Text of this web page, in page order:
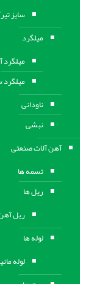
سایز
میلگرد
میلگرد
میلگرد
ناودانی
نبشی
آهن آلات صنعتی
تسمه ها
ریل ها
ریل
لوله ها
لوله